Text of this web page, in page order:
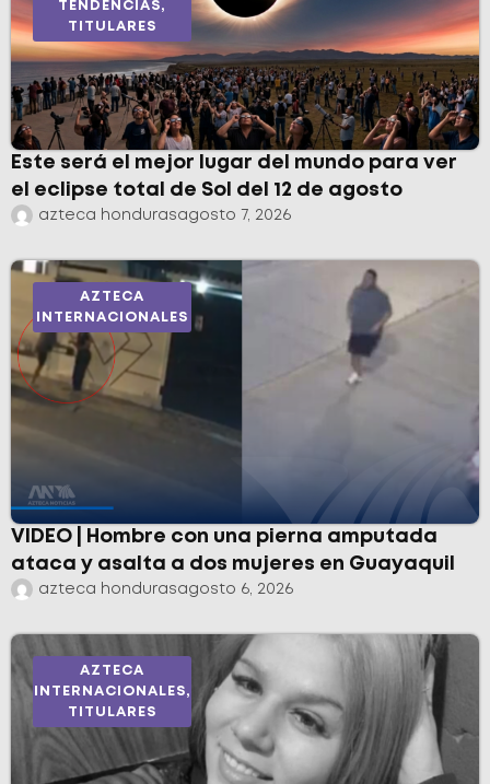
TENDENCIAS,
TITULARES
Este será el mejor lugar del mundo para ver
el eclipse total de Sol del 12 de agosto
azteca hondurasagosto 7, 2026
AZTECA
INTERNACIONALES
VIDEO | Hombre con una pierna amputada
ataca y asalta a dos mujeres en Guayaquil
azteca hondurasagosto 6, 2026
AZTECA
INTERNACIONALES,
TITULARES